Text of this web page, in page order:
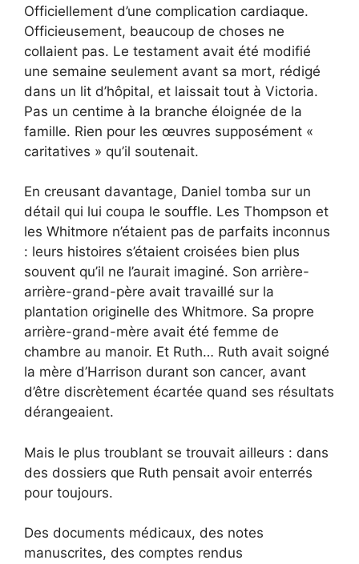
Officiellement d’une complication cardiaque.
Officieusement, beaucoup de choses ne
collaient pas. Le testament avait été modifié
une semaine seulement avant sa mort, rédigé
dans un lit d’hôpital, et laissait tout à Victoria.
Pas un centime à la branche éloignée de la
famille. Rien pour les œuvres supposément «
caritatives » qu’il soutenait.
En creusant davantage, Daniel tomba sur un
détail qui lui coupa le souffle. Les Thompson et
les Whitmore n’étaient pas de parfaits inconnus
: leurs histoires s’étaient croisées bien plus
souvent qu’il ne l’aurait imaginé. Son arrière-
arrière-grand-père avait travaillé sur la
plantation originelle des Whitmore. Sa propre
arrière-grand-mère avait été femme de
chambre au manoir. Et Ruth… Ruth avait soigné
la mère d’Harrison durant son cancer, avant
d’être discrètement écartée quand ses résultats
dérangeaient.
Mais le plus troublant se trouvait ailleurs : dans
des dossiers que Ruth pensait avoir enterrés
pour toujours.
Des documents médicaux, des notes
manuscrites, des comptes rendus